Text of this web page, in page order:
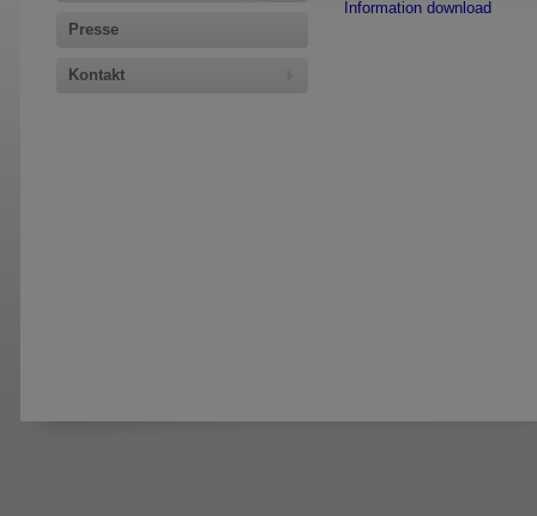
Presse
Kontakt
Information download